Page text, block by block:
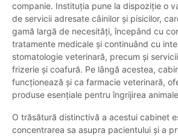
companie. Instituția pune la dispoziție o
de servicii adresate câinilor și pisicilor,
gamă largă de necesități, începând cu
tratamente medicale și continuând cu
stomatologie veterinară, precum și
frizerie și coafură. Pe lângă acestea,
funcționează și ca farmacie veterinară,
produse esențiale pentru îngrijirea
O trăsătură distinctivă a acestui cabinet
concentrarea sa asupra pacientului și a